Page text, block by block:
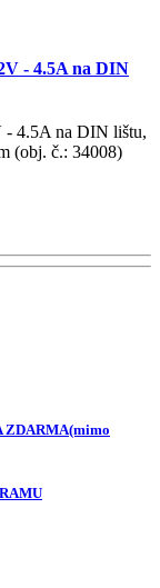
- 4.5A na DIN
4.5A na DIN lištu,
(obj. č.: 34008)
ZDARMA(mimo